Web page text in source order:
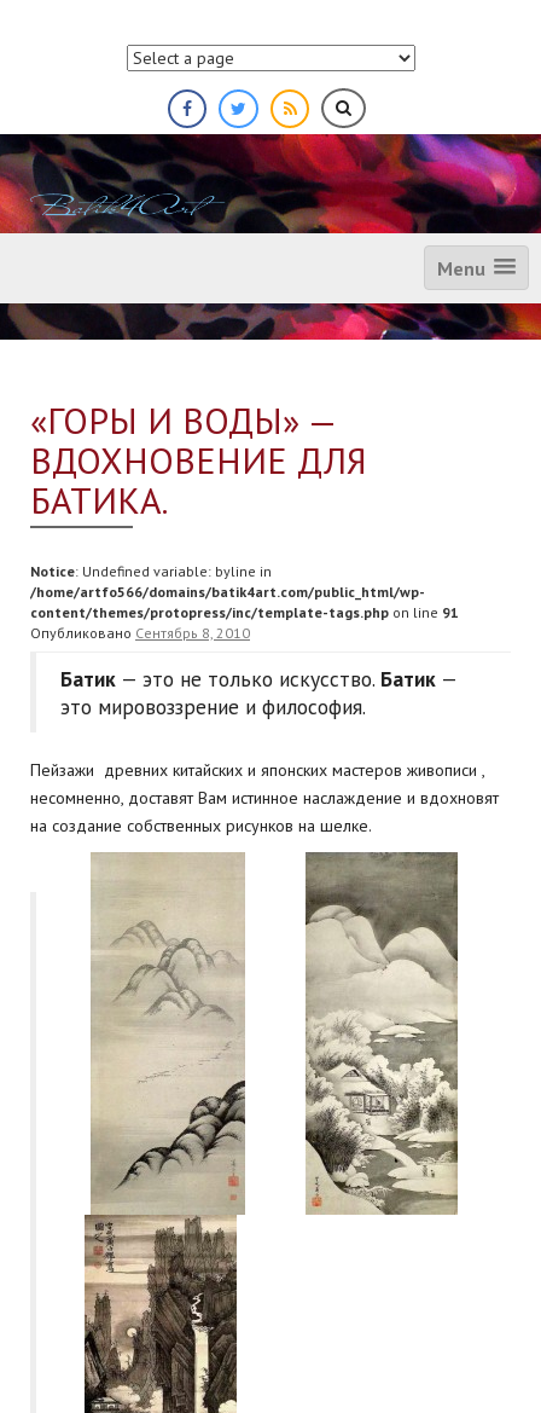
с
т
и
т
ь
Menu
«ГОРЫ И ВОДЫ» —
ВДОХНОВЕНИЕ ДЛЯ
БАТИКА.
Notice: Undefined variable: byline in
/home/artfo566/domains/batik4art.com/public_html/wp-
content/themes/protopress/inc/template-tags.php on line 91
Опубликовано Сентябрь 8, 2010
Батик — это не только искусство. Батик —
это мировоззрение и философия.
Пейзажи древних китайских и японских мастеров живописи ,
несомненно, доставят Вам истинное наслаждение и вдохновят
на создание собственных рисунков на шелке.